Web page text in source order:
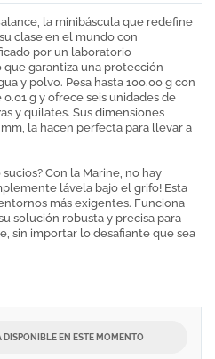
la minibáscula que redefine
clase en el mundo con
por un laboratorio
garantiza una protección
y polvo. Pesa hasta 100.00 g con
g y ofrece seis unidades de
y quilates. Sus dimensiones
la hacen perfecta para llevar a
Con la Marine, no hay
lávela bajo el grifo! Esta
más exigentes. Funciona
solución robusta y precisa para
sin importar lo desafiante que sea
DISPONIBLE EN ESTE MOMENTO